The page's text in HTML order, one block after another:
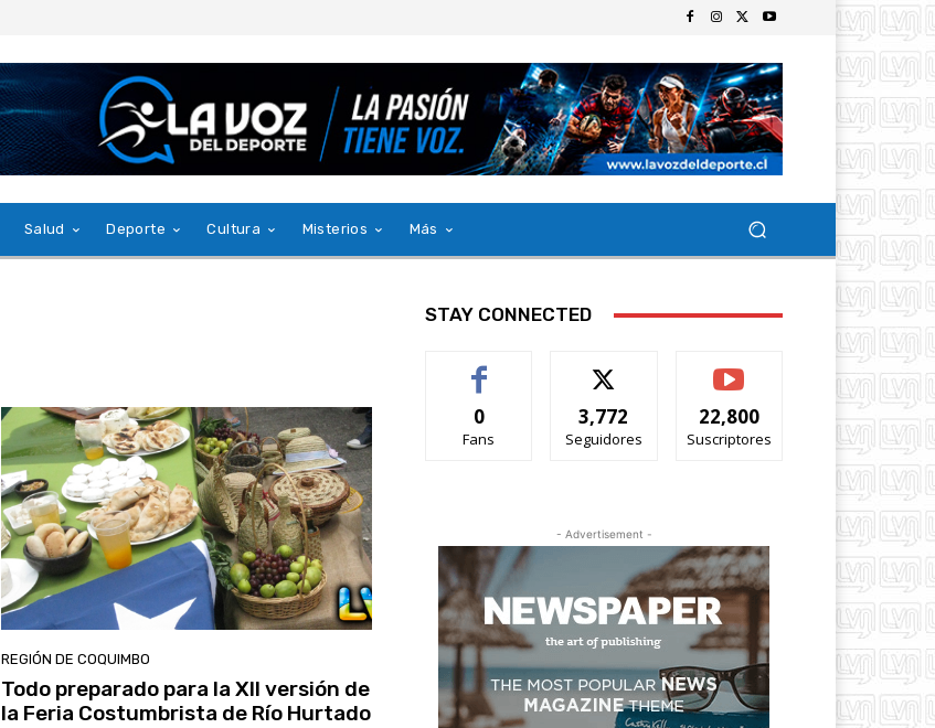
Salud Deporte Cultura Misterios Más
REGIÓN DE COQUIMBO
Todo preparado para la XII versión de
la Feria Costumbrista de Río Hurtado
STAY CONNECTED
0
Fans
3,772
Seguidores
22,800
Suscriptores
- Advertisement -